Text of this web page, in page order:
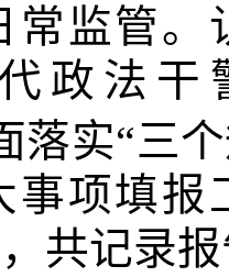
常监管。
政法干
落实“三
事项填报
共记录